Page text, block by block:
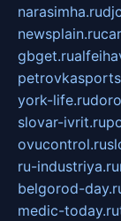
narasimha.ru
newsplain.ru
gbget.ru
york-life.ru
slovar-ivrit.ru
ovucontrol.ru
ru-industriya.ru
belgorod-
medic-today.ru